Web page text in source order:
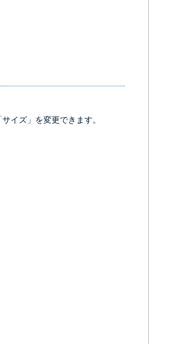
イズ」を変更できます。